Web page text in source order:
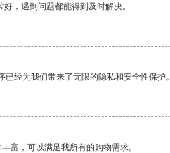
，遇到问题都能得到及时解决。
已经为我们带来了无限的隐私和安全性保护。
富，可以满足我所有的购物需求。